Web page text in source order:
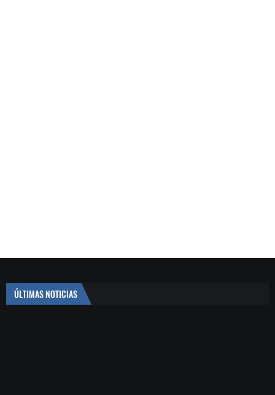
ÚLTIMAS NOTICIAS